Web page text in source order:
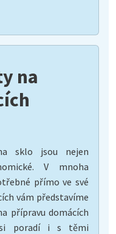
na
sklo jsou nejen
V mnoha
přímo ve své
vám představíme
přípravu domácích
si poradí i s těmi